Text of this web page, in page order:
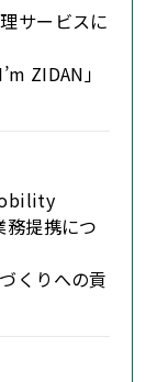
サービスに
ZIDAN」
提携につ
くりへの貢